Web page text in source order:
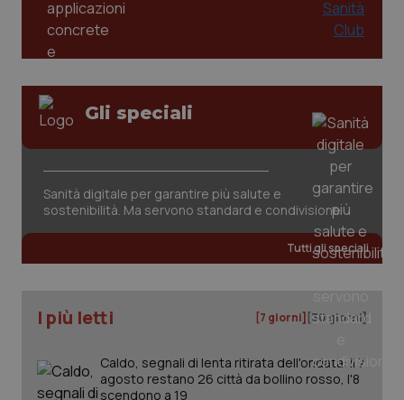
Gli speciali
Sanità digitale per garantire più salute e
sostenibilità. Ma servono standard e condivisione
Tutti gli speciali
I più letti [7 giorni] [30 giorni]
Caldo, segnali di lenta ritirata dell'ondata: il 7
agosto restano 26 città da bollino rosso, l'8
scendono a 19
tracking-sites-ironfish-
www.quotidianosanita.it
tracking-sites-ironfish-
session-id
www.quotidianosanita.it
_ga
Google LLC
.quotidianosanita.it